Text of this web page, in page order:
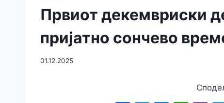
Првиот декемвриски
пријатно сончево
01.12.2025